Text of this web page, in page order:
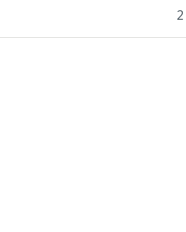
2